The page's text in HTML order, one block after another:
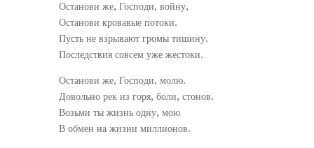
Останови же, Господи, войну,
Останови кровавые потоки.
Пусть не взрывают громы тишину.
Последствия совсем уже жестоки.
Останови же, Господи, молю.
Довольно рек из горя, боли, стонов.
Возьми ты жизнь одну, мою
В обмен на жизни миллионов.